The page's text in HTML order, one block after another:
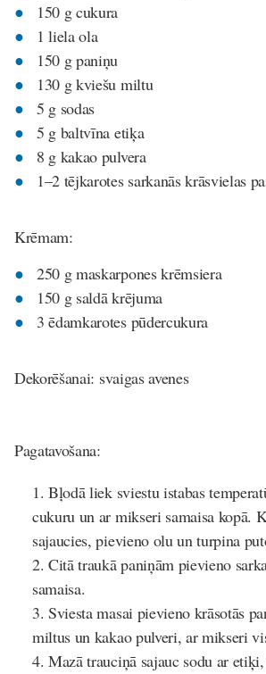
150 g cukura
1 liela ola
150 g paniņu
130 g kviešu miltu
5 g sodas
5 g baltvīna etiķa
8 g kakao pulvera
1–2 tējkarotes sarkanās krāsvielas
Krēmam:
250 g maskarpones krēmsiera
150 g saldā krējuma
3 ēdamkarotes pūdercukura
Dekorēšanai: svaigas avenes
Pagatavošana:
Bļodā liek sviestu istabas
cukuru un ar mikseri samaisa kopā.
sajaucies, pievieno olu un turpina
Citā traukā paniņām pievieno
samaisa.
Sviesta masai pievieno krāsotās
miltus un kakao pulveri, ar mikseri
Mazā trauciņā sajauc sodu ar